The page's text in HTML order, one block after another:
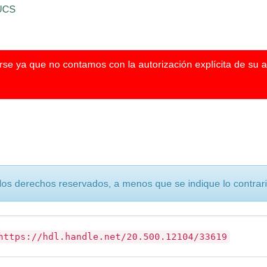
ya que no contamos con la autorización explícita de su
derechos reservados, a menos que se indique lo
https://hdl.handle.net/20.500.12104/33619